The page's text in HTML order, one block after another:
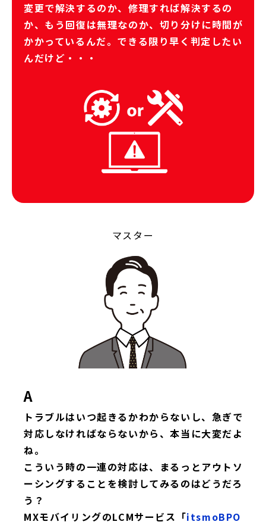
変更で解決するのか、修理すれば解決するの
か、もう回復は無理なのか、切り分けに時間が
かかっているんだ。できる限り早く判定したい
んだけど・・・
マスター
A
トラブルはいつ起きるかわからないし、急ぎで
対応しなければならないから、本当に大変だよ
ね。
こういう時の一連の対応は、まるっとアウトソ
ーシングすることを検討してみるのはどうだろ
う？
MXモバイリングのLCMサービス「itsmoBPO